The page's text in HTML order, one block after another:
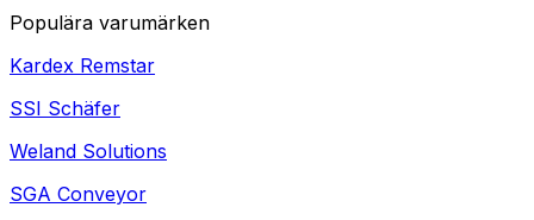
Populära varumärken
Kardex Remstar
SSI Schäfer
Weland Solutions
SGA Conveyor